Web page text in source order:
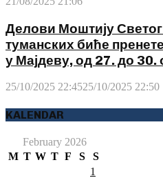
Делови Моштију
туманских биће
у Мајдеву, од 27. до 30.
25/10/2025 22:4525/10/2025 22:50
KALENDAR
February 2026
M T W T F S
S
1